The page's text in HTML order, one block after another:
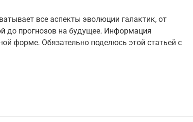
все аспекты эволюции галактик, от
до прогнозов на будущее. Информация
форме. Обязательно поделюсь этой статьей с